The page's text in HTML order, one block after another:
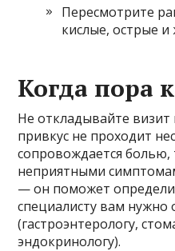
Пересмотрите
кислые, острые
Когда пора
Не откладывайте визит
привкус не проходит
сопровождается
неприятными
— он поможет
специалисту вам нужно
(гастроэнтерологу,
эндокринологу).